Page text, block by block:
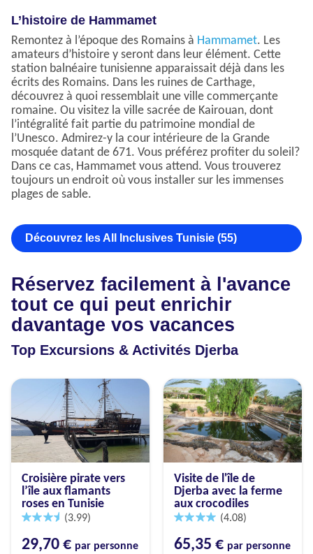
L’histoire de Hammamet
Remontez à l’époque des Romains à Hammamet. Les
amateurs d’histoire y seront dans leur élément. Cette
station balnéaire tunisienne apparaissait déjà dans les
écrits des Romains. Dans les ruines de Carthage,
découvrez à quoi ressemblait une ville commerçante
romaine. Ou visitez la ville sacrée de Kairouan, dont
l’intégralité fait partie du patrimoine mondial de
l’Unesco. Admirez-y la cour intérieure de la Grande
mosquée datant de 671. Vous préférez profiter du soleil?
Dans ce cas, Hammamet vous attend. Vous trouverez
toujours un endroit où vous installer sur les immenses
plages de sable.
Découvrez les All Inclusives Tunisie (55)
Réservez facilement à l'avance
tout ce qui peut enrichir
davantage vos vacances
Top Excursions & Activités Djerba
Croisière pirate vers
l’île aux flamants
roses en Tunisie
(3.99)
29,70 € par personne
Visite de l'île de
Djerba avec la ferme
aux crocodiles
(4.08)
65,35 € par personne